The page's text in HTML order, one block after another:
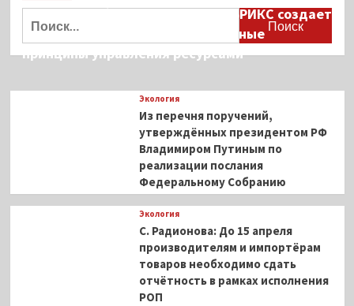
Дмитрий Кобылкин: площадка БРИКС создает
возможность сформировать единые
принципы управления ресурсами
Экология
Из перечня поручений,
утверждённых президентом РФ
Владимиром Путиным по
реализации послания
Федеральному Собранию
Экология
С. Радионова: До 15 апреля
производителям и импортёрам
товаров необходимо сдать
отчётность в рамках исполнения
РОП